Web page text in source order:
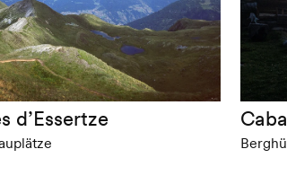
d’Essertze